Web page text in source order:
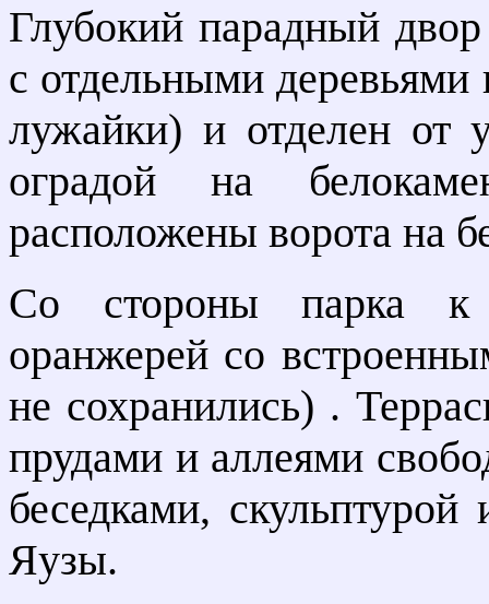
Глубокий парадный
с отдельными
лужайки) и отделен от
оградой на
расположены ворота на
Со стороны парка к
оранжерей со
не сохранились) .
прудами и аллеями
беседками,
Яузы.